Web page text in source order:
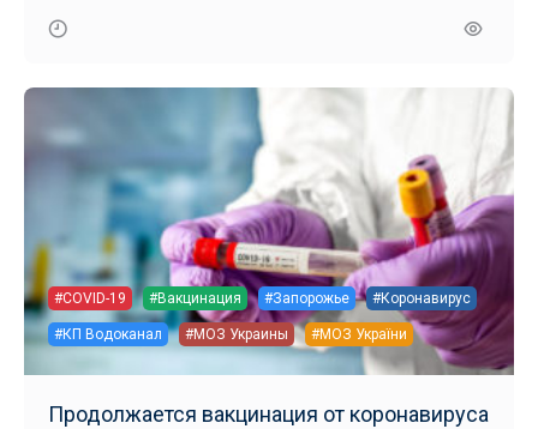
Заводского района Запорожья
#COVID-19 #Вакцинация #Запорожье #Коронавирус
#КП Водоканал #МОЗ Украины #МОЗ України
Продолжается вакцинация от коронавируса